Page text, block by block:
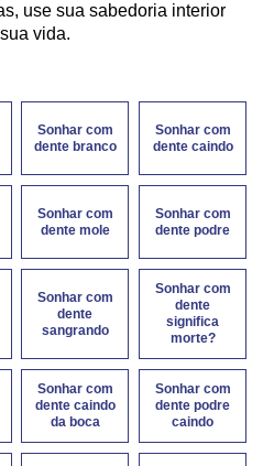
use sua sabedoria interior
vida.
Sonhar com
dente branco
Sonhar com
dente caindo
Sonhar com
dente mole
Sonhar com
dente podre
Sonhar com
dente
sangrando
Sonhar com
dente
significa
morte?
Sonhar com
dente caindo
da boca
Sonhar com
dente podre
caindo